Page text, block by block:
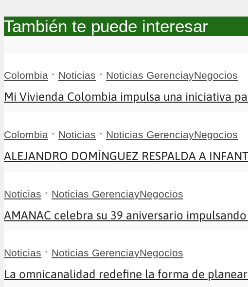
También te puede interesar
Colombia • Noticias • Noticias GerenciayNegocios
Mi Vivienda Colombia impulsa una iniciativa
Colombia • Noticias • Noticias GerenciayNegocios
ALEJANDRO DOMÍNGUEZ RESPALDA A
Noticias • Noticias GerenciayNegocios
AMANAC celebra su 39 aniversario impulsando
Noticias • Noticias GerenciayNegocios
La omnicanalidad redefine la forma de planear